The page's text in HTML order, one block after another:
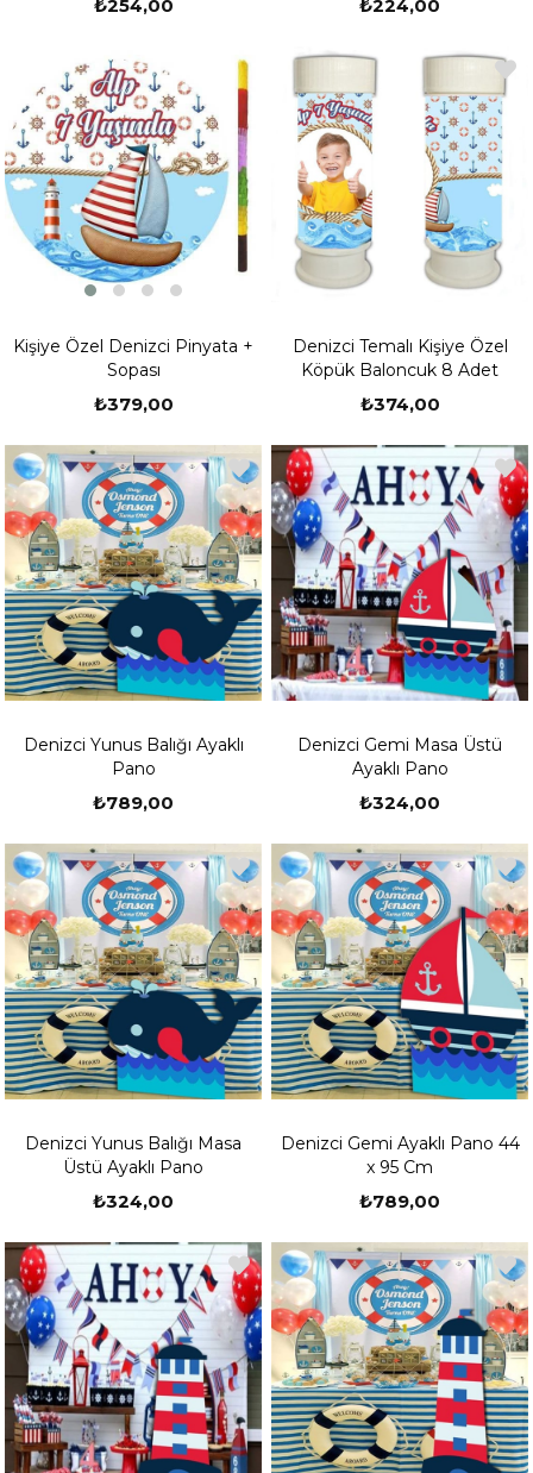
₺254,00 ₺224,00
Kişiye Özel Denizci Pinyata +
Sopası
₺379,00
Denizci Temalı Kişiye Özel
Köpük Baloncuk 8 Adet
₺374,00
Denizci Yunus Balığı Ayaklı
Pano
₺789,00
Denizci Gemi Masa Üstü
Ayaklı Pano
₺324,00
Denizci Yunus Balığı Masa
Üstü Ayaklı Pano
₺324,00
Denizci Gemi Ayaklı Pano 44
x 95 Cm
₺789,00